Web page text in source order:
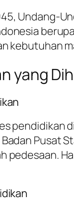
Undang-
kebutuhan
yang
pendidikan
Pusat
pedesaan.